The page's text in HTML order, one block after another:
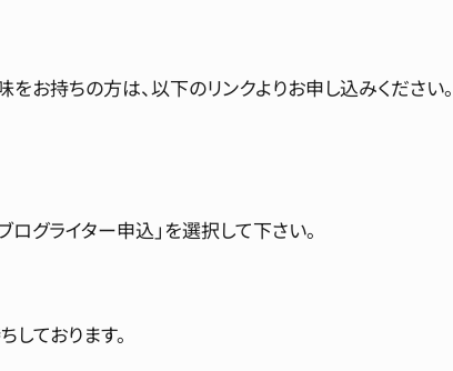
をお持ちの方は、以下のリンクよりお申し込みください
グライター申込」を選択して下さい。
ております。